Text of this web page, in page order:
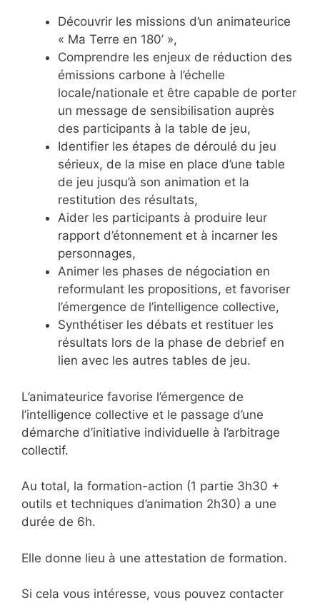
Découvrir les missions d’un animateurice
« Ma Terre en 180’ »,
Comprendre les enjeux de réduction des
émissions carbone à l’échelle
locale/nationale et être capable de porter
un message de sensibilisation auprès
des participants à la table de jeu,
Identifier les étapes de déroulé du jeu
sérieux, de la mise en place d’une table
de jeu jusqu’à son animation et la
restitution des résultats,
Aider les participants à produire leur
rapport d’étonnement et à incarner les
personnages,
Animer les phases de négociation en
reformulant les propositions, et favoriser
l’émergence de l’intelligence collective,
Synthétiser les débats et restituer les
résultats lors de la phase de debrief en
lien avec les autres tables de jeu.
L’animateurice favorise l’émergence de
l’intelligence collective et le passage d’une
démarche d’initiative individuelle à l’arbitrage
collectif.
Au total, la formation-action (1 partie 3h30 +
outils et techniques d’animation 2h30) a une
durée de 6h.
Elle donne lieu à une attestation de formation.
Si cela vous intéresse, vous pouvez contacter